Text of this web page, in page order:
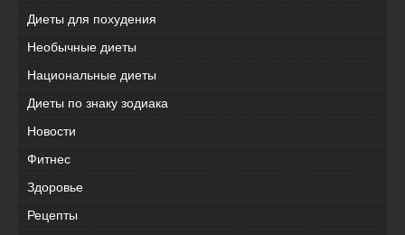
Диеты для похудения
Необычные диеты
Национальные диеты
Диеты по знаку зодиака
Новости
Фитнес
Здоровье
Рецепты